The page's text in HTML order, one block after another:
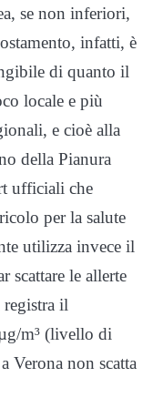
se non inferiori,
infatti, è
di quanto il
locale e più
e cioè alla
della Pianura
ufficiali che
per la salute
utilizza invece il
scattare le allerte
il
m³ (livello di
Verona non scatta